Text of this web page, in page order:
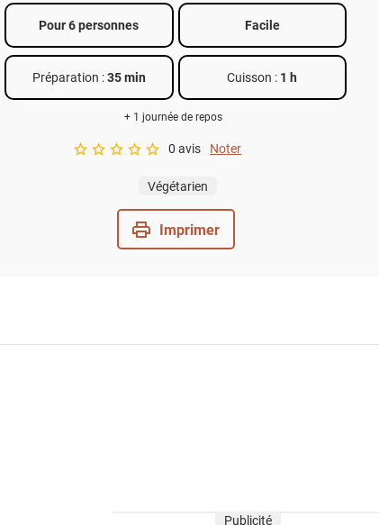
Pour 6 personnes Facile
Préparation :35 min Cuisson : 1 h
+ 1 journée de repos
A star rating of 0 out of 5.
0 avis Noter
Végétarien
Imprimer
Publicité